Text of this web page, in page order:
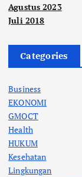
Agustus 2023
Juli 2018
Categories
Business
EKONOMI
GMOCT
Health
HUKUM
Kesehatan
Lingkungan